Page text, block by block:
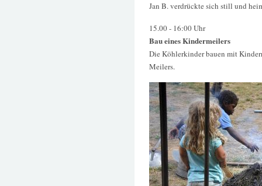
Jan B. verdrückte sich still und
15.00 - 16:00 Uhr
Bau eines Kindermeilers
Die Köhlerkinder bauen mit
Meilers.